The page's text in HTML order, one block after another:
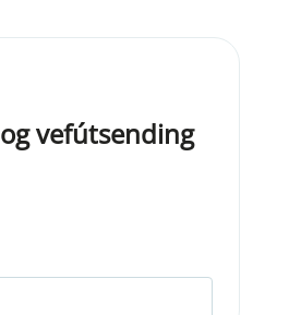
vefútsending